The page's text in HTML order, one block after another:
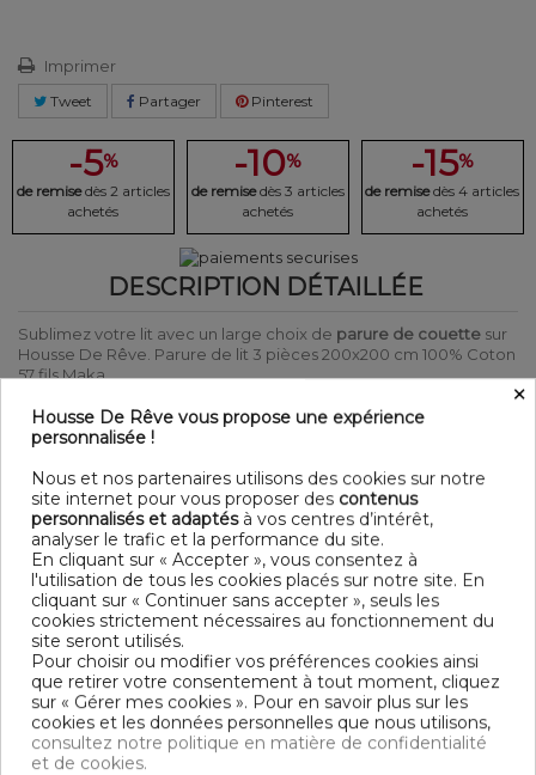
Imprimer
Tweet Partager Pinterest
-5%
de remise dès 2 articles
achetés
-10%
de remise dès 3 articles
achetés
-15%
de remise dès 4 articles
achetés
DESCRIPTION DÉTAILLÉE
Sublimez votre lit avec un large choix de parure de couette sur
Housse De Rêve. Parure de lit 3 pièces 200x200 cm 100% Coton
57 fils Maka.
Produit certifié Oeko-Tex® : Garantit que les articles testés et
certifiés ne présentent pas de substances nocives pouvant nuire
DÉTAIL
Matière : 100% Coton 57 fils
Couleur : Motifs
Entretien : Lavable en machine à 40°C
Parure de lit 3 pièces
Finition housse de couette : Bouteille
Finition taie d'oreiller : Portefeuille
Modèle : Maka
Tissage serré - 57 fils /cm²
DIMENSIONS & GUIDE
Housse de couette
×
Housse De Rêve vous propose une expérience
personnalisée !
Nous et nos partenaires utilisons des cookies sur notre
site internet pour vous proposer des contenus
personnalisés et adaptésà vos centres d’intérêt,
analyser le trafic et la performance du site.
En cliquant sur « Accepter », vous consentez à
l'utilisation de tous les cookies placés sur notre site. En
cliquant sur « Continuer sans accepter », seuls les
cookies strictement nécessaires au fonctionnement du
site seront utilisés.
Pour choisir ou modifier vos préférences cookies ainsi
que retirer votre consentement à tout moment, cliquez
sur « Gérer mes cookies ». Pour en savoir plus sur les
cookies et les données personnelles que nous utilisons,
consultez notre politique en matière de confidentialité
et de cookies.